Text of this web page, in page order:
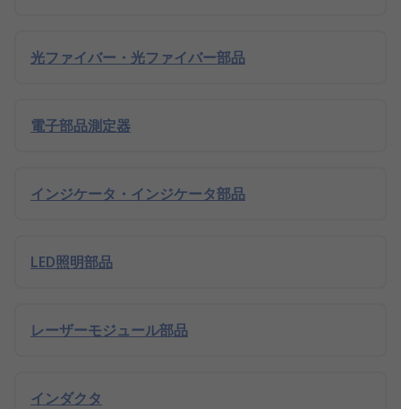
光ファイバー・光ファイバー部品
電子部品測定器
インジケータ・インジケータ部品
LED照明部品
レーザーモジュール部品
インダクタ